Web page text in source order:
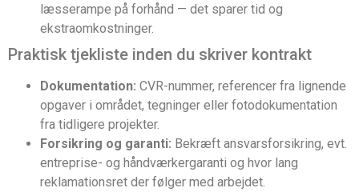
læsserampe på forhånd — det sparer tid og
ekstraomkostninger.
Praktisk tjekliste inden du skriver kontrakt
Dokumentation: CVR-nummer, referencer fra lignende
opgaver i området, tegninger eller fotodokumentation
fra tidligere projekter.
Forsikring og garanti: Bekræft ansvarsforsikring, evt.
entreprise- og håndværkergaranti og hvor lang
reklamationsret der følger med arbejdet.